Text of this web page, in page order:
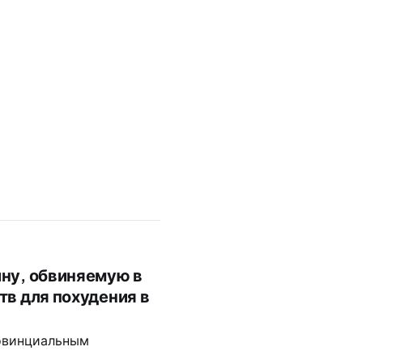
обвиняемую в
для похудения в